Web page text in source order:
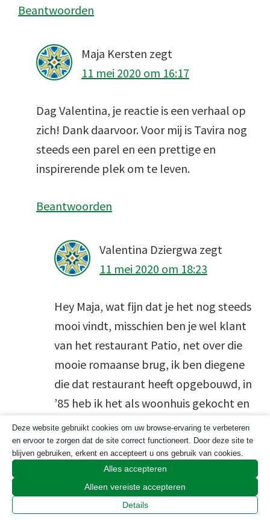
Beantwoorden
Maja Kersten zegt
11 mei 2020 om 16:17
Dag Valentina, je reactie is een verhaal op
zich! Dank daarvoor. Voor mij is Tavira nog
steeds een parel en een prettige en
inspirerende plek om te leven.
Beantwoorden
Valentina Dziergwa zegt
11 mei 2020 om 18:23
Hey Maja, wat fijn dat je het nog steeds
mooi vindt, misschien ben je wel klant
van het restaurant Patio, net over die
mooie romaanse brug, ik ben diegene
die dat restaurant heeft opgebouwd, in
’85 heb ik het als woonhuis gekocht en
helemaal omgebouwd tot restaurant
met het eerste dakterras in de
Algarve:)
Groetjes
Deze website gebruikt cookies om uw browse-ervaring te verbeteren
en ervoor te zorgen dat de site correct functioneert. Door deze site te
blijven gebruiken, erkent en accepteert u ons gebruik van cookies.
Alles accepteren
Alleen vereiste accepteren
Details